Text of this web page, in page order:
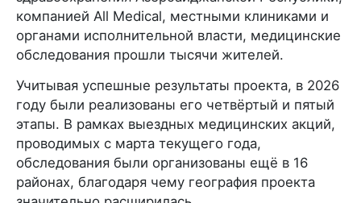
компанией All Medical, местными клиниками и
органами исполнительной власти, медицинские
обследования прошли тысячи жителей.
Учитывая успешные результаты проекта, в 2026
году были реализованы его четвёртый и пятый
этапы. В рамках выездных медицинских акций,
проводимых с марта текущего года,
обследования были организованы ещё в 16
районах, благодаря чему география проекта